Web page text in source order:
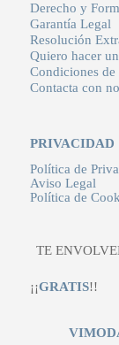
Derecho y
Garantía Legal
Resolución
Quiero hacer
Condiciones de
Contacta con
PRIVACIDAD
Política de
Aviso Legal
Política de
TE
¡¡GRATIS!!